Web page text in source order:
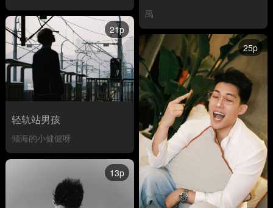
禹
21p
轻轨站男孩
倾海的小健健呀
25p
13p